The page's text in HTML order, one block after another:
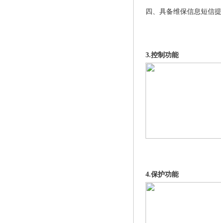
四、具备维保信息短信
3.控制功能
4.保护功能